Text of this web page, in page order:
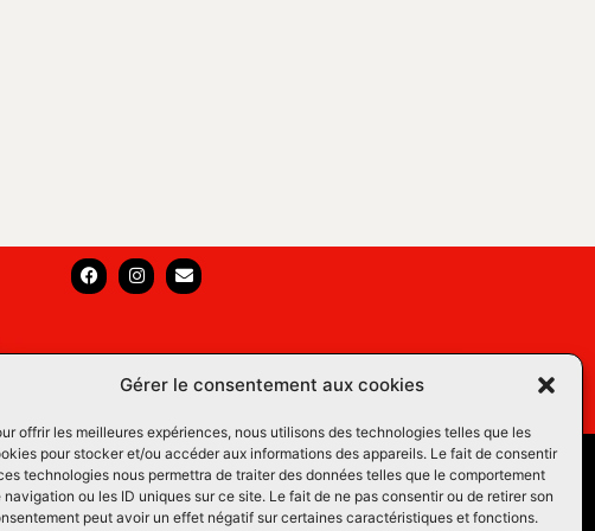
Gérer le consentement aux cookies
offrir les meilleures expériences, nous utilisons des technologies telles que les
pour stocker et/ou accéder aux informations des appareils. Le fait de consentir
technologies nous permettra de traiter des données telles que le comportement
navigation ou les ID uniques sur ce site. Le fait de ne pas consentir ou de retirer son
peut avoir un effet négatif sur certaines caractéristiques et fonctions.
Équins LM
Les Pros du Web